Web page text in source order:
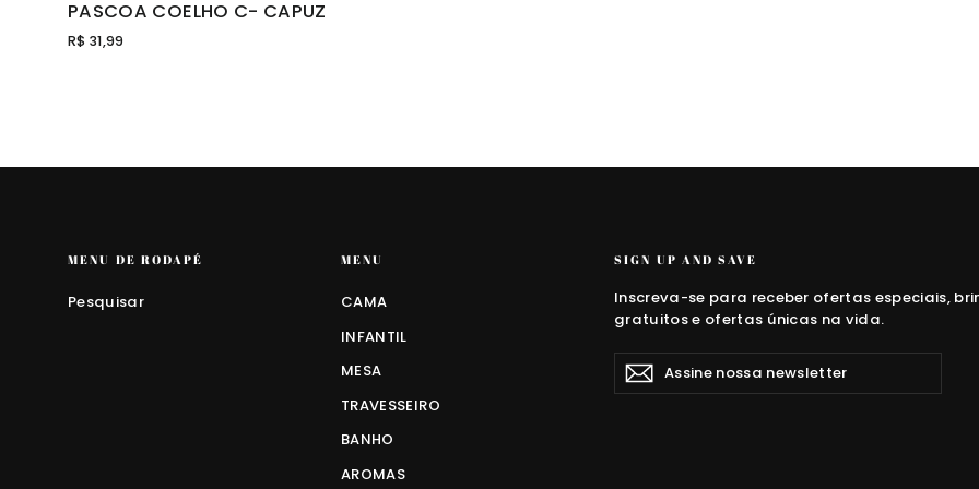
PASCOA COELHO C- CAPUZ
R$ 31,99
MENU DE RODAPÉ
Pesquisar
MENU
CAMA
INFANTIL
MESA
TRAVESSEIRO
BANHO
AROMAS
SIGN UP AND SAVE
Inscreva-se para receber ofertas especiais,
gratuitos e ofertas únicas na vida.
Assine
nossa
newsletter
Inscrever